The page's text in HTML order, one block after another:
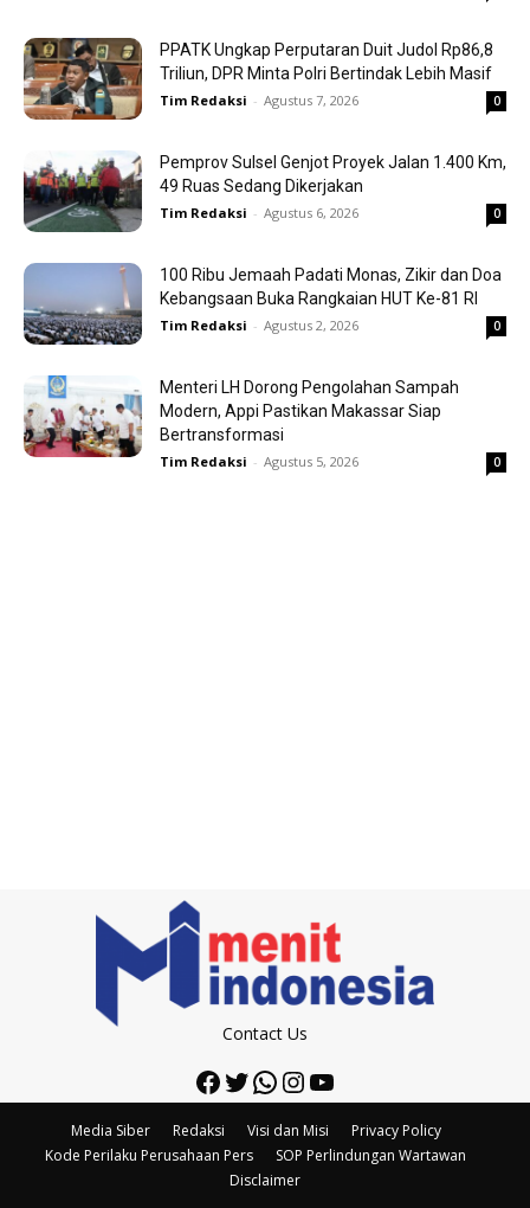
PPATK Ungkap Perputaran Duit Judol Rp86,8
Triliun, DPR Minta Polri Bertindak Lebih Masif
Tim Redaksi - Agustus 7, 2026 0
Pemprov Sulsel Genjot Proyek Jalan 1.400 Km,
49 Ruas Sedang Dikerjakan
Tim Redaksi - Agustus 6, 2026 0
100 Ribu Jemaah Padati Monas, Zikir dan Doa
Kebangsaan Buka Rangkaian HUT Ke-81 RI
Tim Redaksi - Agustus 2, 2026 0
Menteri LH Dorong Pengolahan Sampah
Modern, Appi Pastikan Makassar Siap
Bertransformasi
Tim Redaksi - Agustus 5, 2026 0
Contact Us
Facebook
Twitter
WhatsApp
Instagram
YouTube
Media Siber Redaksi Visi dan Misi
Privacy Policy
Kode Perilaku Perusahaan Pers
SOP Perlindungan Wartawan
Disclaimer